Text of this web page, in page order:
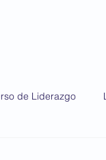
de Liderazgo